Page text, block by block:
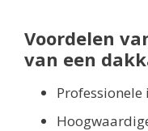
Voordelen
van een